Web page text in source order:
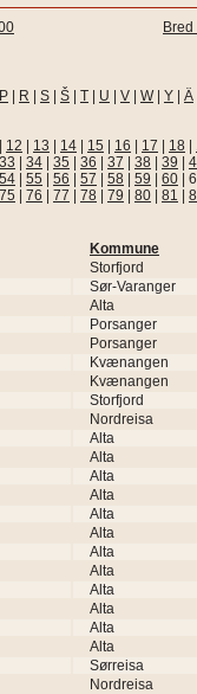
P R S Š T U V W| Y Ä
12 13 14 15 16 17 18
33 34 35 36 37 38 39
54 55 56 57 58 59 60
75 76 77 78 79 80 81
Kommune
Storfjord
Sør-Varanger
Alta
Porsanger
Porsanger
Kvænangen
Kvænangen
Storfjord
Nordreisa
Alta
Alta
Alta
Alta
Alta
Alta
Alta
Alta
Alta
Alta
Alta
Alta
Sørreisa
Nordreisa